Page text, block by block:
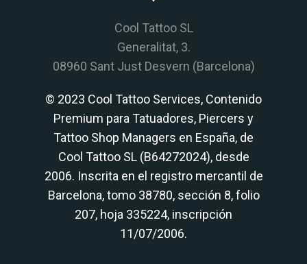
Cool Tattoo SL
Generalitat, 3.
08960 Sant Just Desvern (Barcelona)
© 2023 Cool Tattoo Services, Contenido
Premium para Tatuadores, Piercers y
Tattoo Shop Managers en España, de
Cool Tattoo SL (B64272024), desde
2006. Inscrita en el registro mercantil de
Barcelona, tomo 38780, sección 8, folio
207, hoja 335224, inscripción
11/07/2006.